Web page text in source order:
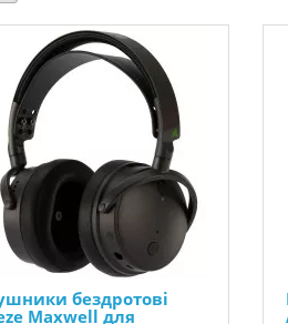
бездротові
Maxwell для